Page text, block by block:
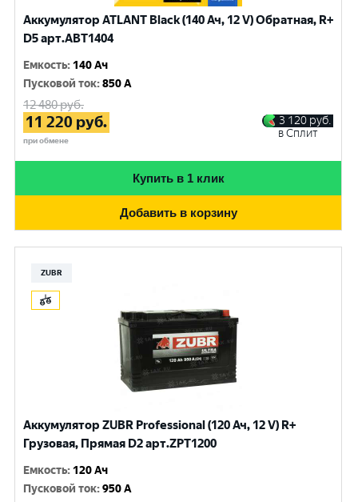
Аккумулятор ATLANT Black (140 Ач, 12 V) Обратная, R+
D5 арт.ABT1404
Емкость: 140 Ач
Пусковой ток:850 A
12 480руб.
11 220 руб.
при обмене
3 120 руб.
в Сплит
Купить в 1 клик
Добавить в корзину
ZUBR
Аккумулятор ZUBR Professional (120 Ач, 12 V) R+
Грузовая, Прямая D2 арт.ZPT1200
Емкость: 120 Ач
Пусковой ток:950 A